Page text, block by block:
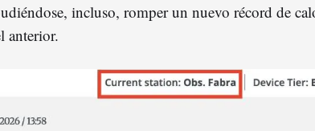
incluso, romper un nuevo récord de
anterior.